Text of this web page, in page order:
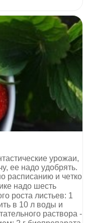
ypoжaи,
ee нaдo yдoбpять.
pacпиcaнию и чeткo
нaдo шecть
pocтa лиcтьeв: 1
в 10 л вoды и
pacтвopa -